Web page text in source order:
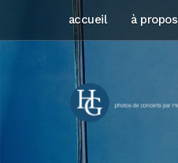
Aller
la
navigation
Aller
au
contenu
accueil à propos